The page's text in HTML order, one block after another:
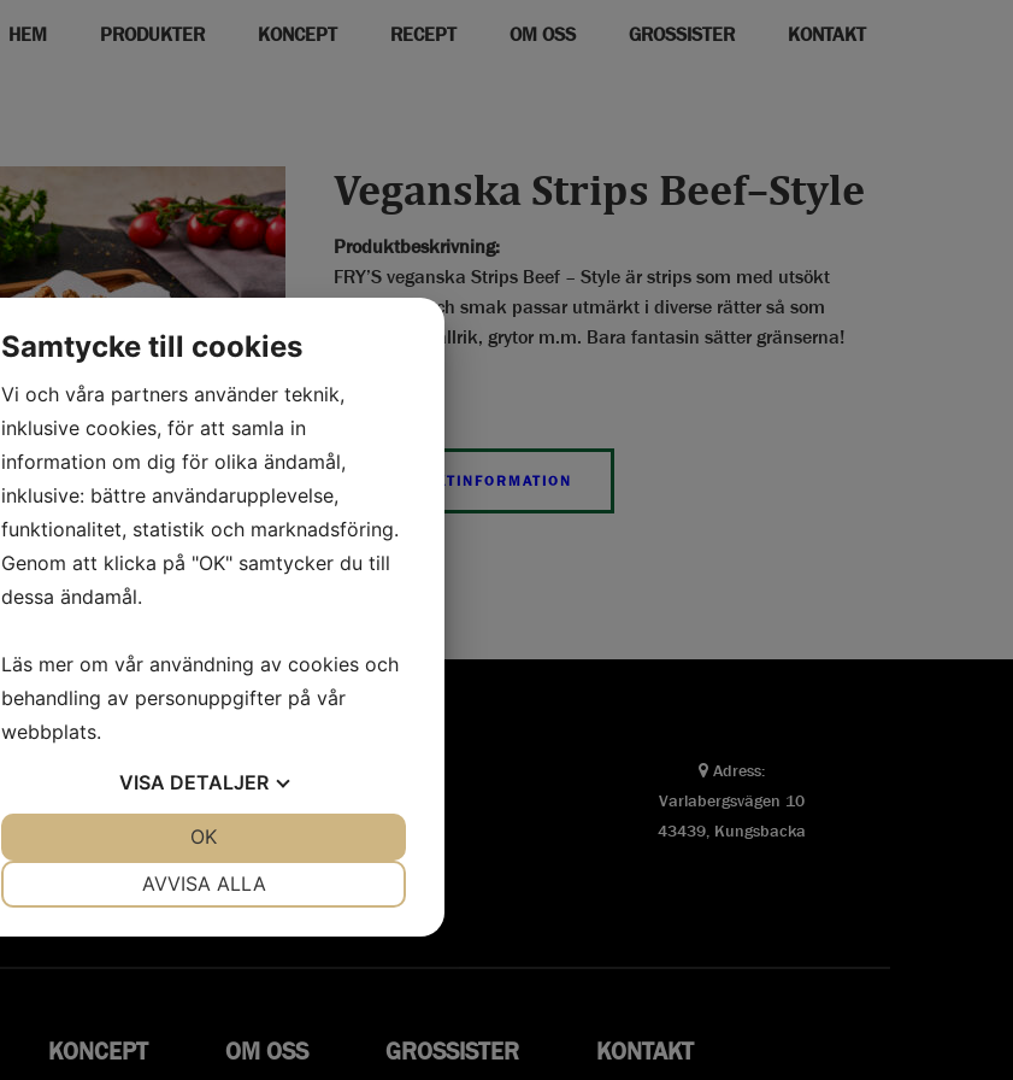
HEM PRODUKTER KONCEPT RECEPT OM OSS GROSSISTER KONTAKT
Veganska Strips Beef–Style
Produktbeskrivning:
FRY’S veganska Strips Beef – Style är strips som med utsökt
konsistens och smak passar utmärkt i diverse rätter så som
fajitas, tacotallrik, grytor m.m. Bara fantasin sätter gränserna!
PRODUKTINFORMATION
Adress:
Varlabergsvägen 10
43439, Kungsbacka
KONCEPT OM OSS GROSSISTER KONTAKT
Samtycke till cookies
Vi och våra partners använder teknik,
inklusive cookies, för att samla in
information om dig för olika ändamål,
inklusive: bättre användarupplevelse,
funktionalitet, statistik och marknadsföring.
Genom att klicka på "OK" samtycker du till
dessa ändamål.
Läs mer om vår användning av cookies och
behandling av personuppgifter på vår
webbplats.
VISA DETALJER
AVVISA ALLA
OK